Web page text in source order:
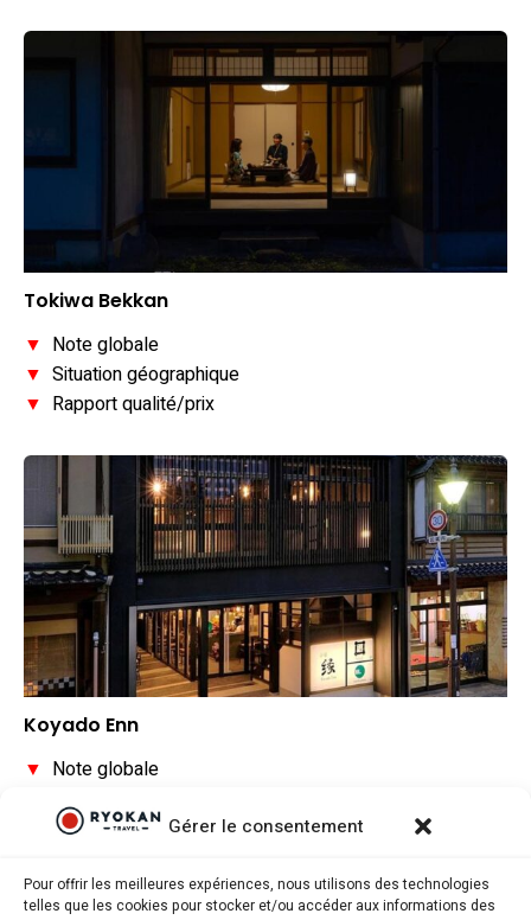
Gérer le consentement
Pour offrir les meilleures expériences, nous utilisons des technologies
telles que les cookies pour stocker et/ou accéder aux informations des
Tokiwa Bekkan
▼ Note globale
▼ Situation géographique
▼ Rapport qualité/prix
Koyado Enn
▼ Note globale
Rapport qualité/prix